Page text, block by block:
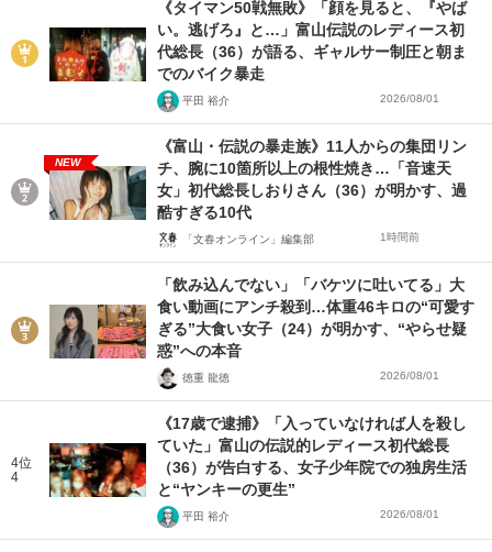
《タイマン50戦無敗》「顔を見ると、『やば
い。逃げろ』と…」富山伝説のレディース初
代総長（36）が語る、ギャルサー制圧と朝ま
でのバイク暴走
平田 裕介 2026/08/01
NEW
《富山・伝説の暴走族》11人からの集団リン
チ、腕に10箇所以上の根性焼き…「音速天
女」初代総長しおりさん（36）が明かす、過
酷すぎる10代
「文春オンライン」編集部 1時間前
「飲み込んでない」「バケツに吐いてる」大
食い動画にアンチ殺到…体重46キロの“可愛す
ぎる”大食い女子（24）が明かす、“やらせ疑
惑”への本音
徳重 龍徳 2026/08/01
4位
4
《17歳で逮捕》「入っていなければ人を殺し
ていた」富山の伝説的レディース初代総長
（36）が告白する、女子少年院での独房生活
と“ヤンキーの更生”
平田 裕介 2026/08/01